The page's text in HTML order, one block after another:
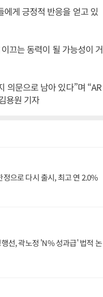
게 긍정적 반응을 얻고 있
끄는 동력이 될 가능성이 거
의문으로 남아 있다”며 “AR
용원 기자
으로 다시 출시, 최고 연 2.0%
선, 곽노정 'N% 성과급' 법적 논